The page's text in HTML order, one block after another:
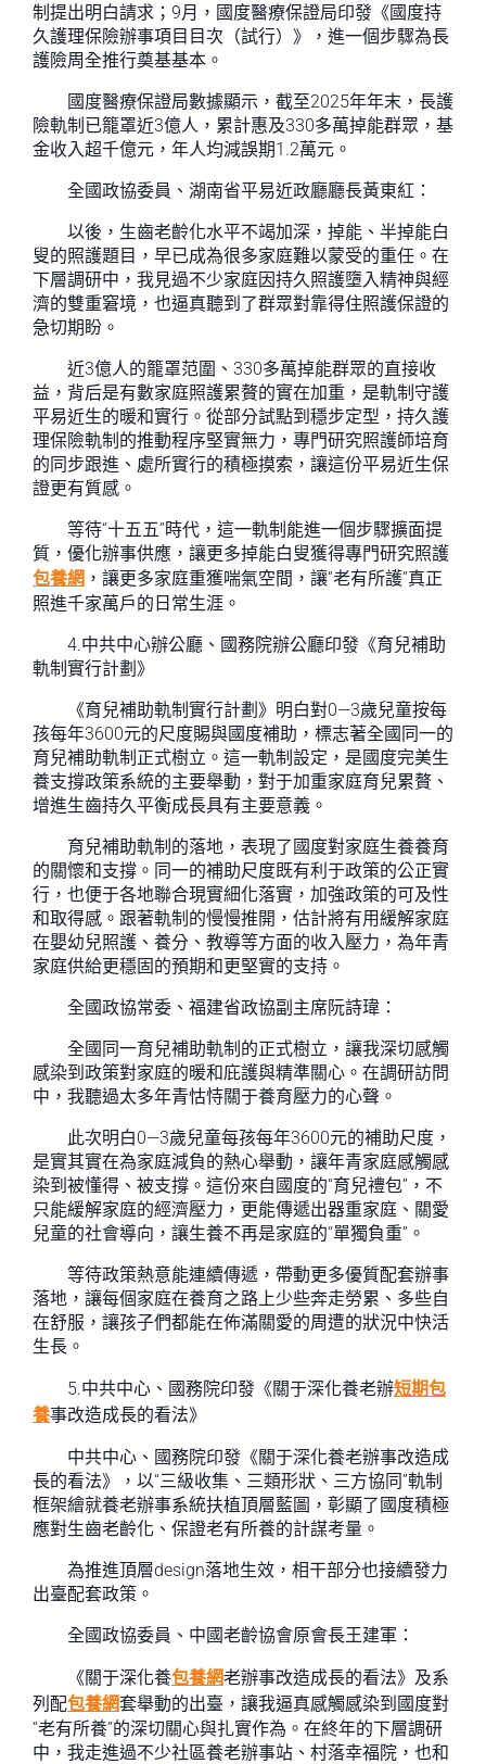
制提出明白請求；9月，國度醫療保證局印發《國度持
久護理保險辦事項目目次（試行）》，進一個步驟為長
護險周全推行奠基基本。
國度醫療保證局數據顯示，截至2025年年末，長護
險軌制已籠罩近3億人，累計惠及330多萬掉能群眾，基
金收入超千億元，年人均減誤期1.2萬元。
全國政協委員、湖南省平易近政廳廳長黃東紅：
以後，生齒老齡化水平不竭加深，掉能、半掉能白
叟的照護題目，早已成為很多家庭難以蒙受的重任。在
下層調研中，我見過不少家庭因持久照護墮入精神與經
濟的雙重窘境，也逼真聽到了群眾對靠得住照護保證的
急切期盼。
近3億人的籠罩范圍、330多萬掉能群眾的直接收
益，背后是有數家庭照護累贅的實在加重，是軌制守護
平易近生的暖和實行。從部分試點到穩步定型，持久護
理保險軌制的推動程序堅實無力，專門研究照護師培育
的同步跟進、處所實行的積極摸索，讓這份平易近生保
證更有質感。
等待“十五五”時代，這一軌制能進一個步驟擴面提
質，優化辦事供應，讓更多掉能白叟獲得專門研究照護
包養網 ，讓更多家庭重獲喘氣空間，讓“老有所護”真正
照進千家萬戶的日常生涯。
4.中共中心辦公廳、國務院辦公廳印發《育兒補助
軌制實行計劃》
《育兒補助軌制實行計劃》明白對0—3歲兒童按每
孩每年3600元的尺度賜與國度補助，標志著全國同一的
育兒補助軌制正式樹立。這一軌制設定，是國度完美生
養支撐政策系統的主要舉動，對于加重家庭育兒累贅、
增進生齒持久平衡成長具有主要意義。
育兒補助軌制的落地，表現了國度對家庭生養養育
的關懷和支撐。同一的補助尺度既有利于政策的公正實
行，也便于各地聯合現實細化落實，加強政策的可及性
和取得感。跟著軌制的慢慢推開，估計將有用緩解家庭
在嬰幼兒照護、養分、教導等方面的收入壓力，為年青
家庭供給更穩固的預期和更堅實的支持。
全國政協常委、福建省政協副主席阮詩瑋：
全國同一育兒補助軌制的正式樹立，讓我深切感觸
感染到政策對家庭的暖和庇護與精準關心。在調研訪問
中，我聽過太多年青怙恃關于養育壓力的心聲。
此次明白0—3歲兒童每孩每年3600元的補助尺度，
是實其實在為家庭減負的熱心舉動，讓年青家庭感觸感
染到被懂得、被支撐。這份來自國度的“育兒禮包”，不
只能緩解家庭的經濟壓力，更能傳遞出器重家庭、關愛
兒童的社會導向，讓生養不再是家庭的“單獨負重”。
等待政策熱意能連續傳遞，帶動更多優質配套辦事
落地，讓每個家庭在養育之路上少些奔走勞累、多些自
在舒服，讓孩子們都能在佈滿關愛的周遭的狀況中快活
生長。
5.中共中心、國務院印發《關于深化養老辦短期包
養事改造成長的看法》
中共中心、國務院印發《關于深化養老辦事改造成
長的看法》，以“三級收集、三類形狀、三方協同”軌制
框架繪就養老辦事系統扶植頂層藍圖，彰顯了國度積極
應對生齒老齡化、保證老有所養的計謀考量。
為推進頂層design落地生效，相干部分也接續發力
出臺配套政策。
全國政協委員、中國老齡協會原會長王建軍：
《關于深化養包養網老辦事改造成長的看法》及系
列配包養網套舉動的出臺，讓我逼真感觸感染到國度對
“老有所養”的深切關心與扎實作為。在終年的下層調研
中，我走進過不少社區養老辦事站、村落幸福院，也和